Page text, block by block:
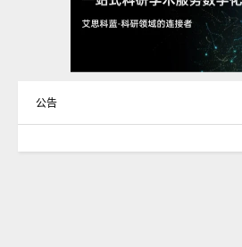
公告